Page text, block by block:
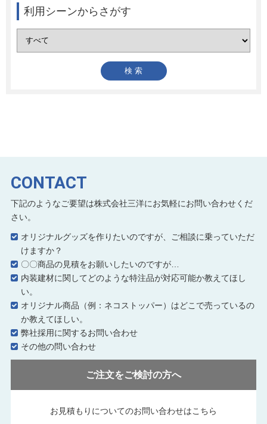
利用シーンからさがす
CONTACT
下記のようなご要望は株式会社三洋にお気軽にお問い合わせくだ
さい。
オリジナルグッズを作りたいのですが、ご相談に乗っていただ
けますか？
〇〇商品の見積をお願いしたいのですが…
内装建材に関してどのような特注品が対応可能か教えてほし
い。
オリジナル商品（例：ネコストッパー）はどこで売っているの
か教えてほしい。
弊社採用に関するお問い合わせ
その他の問い合わせ
ご注文をご検討の方へ
お見積もりについてのお問い合わせはこちら